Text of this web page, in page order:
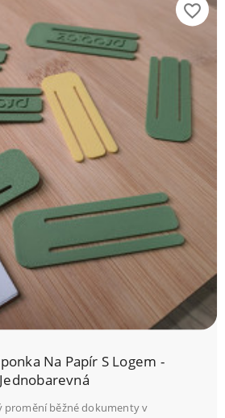
Na Papír S Logem -
Jednobarevná
promění běžné dokumenty v
favorite_border